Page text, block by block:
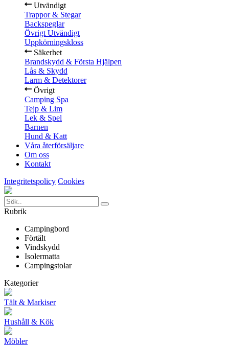
Utvändigt
Trappor & Stegar
Backspeglar
Övrigt Utvändigt
Uppkörningskloss
Säkerhet
Brandskydd & Första Hjälpen
Lås & Skydd
Larm & Detektorer
Övrigt
Camping Spa
Tejp & Lim
Lek & Spel
Barnen
Hund & Katt
Våra återförsäljare
Om oss
Kontakt
Integritetspolicy Cookies
Rubrik
Campingbord
Förtält
Vindskydd
Isolermatta
Campingstolar
Kategorier
Tält & Markiser
Hushåll & Kök
Möbler